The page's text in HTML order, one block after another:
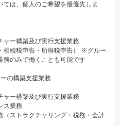
は、個人のご希望を最優先しま
ャー構築及び実行支援業務
相続税申告・所得税申告） ※グルー
務のみで働くことも可能です
の構築支援業務
ャー構築及び実行支援業務
ス業務
（ストラクチャリング・税務・会計